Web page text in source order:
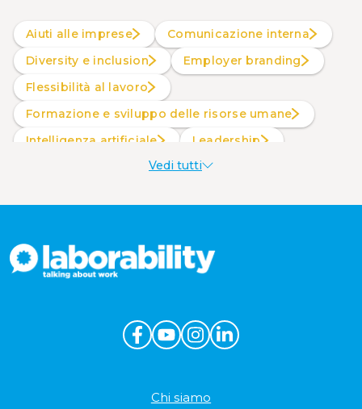
Aiuti alle imprese
Comunicazione interna
Diversity e inclusion
Employer branding
Flessibilità al lavoro
Formazione e sviluppo delle risorse umane
intelligenza artificiale
Leadership
Produttività al lavoroVedi tutti
Chi siamo